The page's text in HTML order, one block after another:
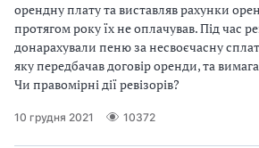
орендну плату та виставляв рахунки
протягом року їх не оплачував. Під час
донарахували пеню за несвоєчасну
яку передбачав договір оренди, та
Чи правомірні дії ревізорів?
10 грудня 2021 10372